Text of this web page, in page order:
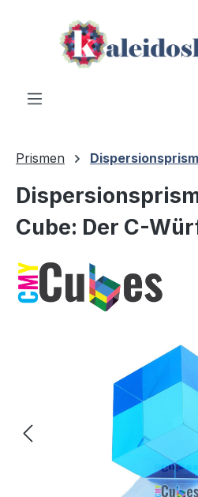
Zum Hauptinhalt springen
Prismen
Cube: Der C-
Bildergalerie überspringen